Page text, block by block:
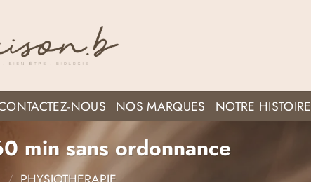
NOUS NOS MARQUES NOTRE HISTOIRE
min sans ordonnance